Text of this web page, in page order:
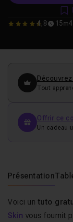
4.8 4,8
Tout
Offrir ce
Un cadeau
Présentation
Voici un tuto
Skin vous fournit